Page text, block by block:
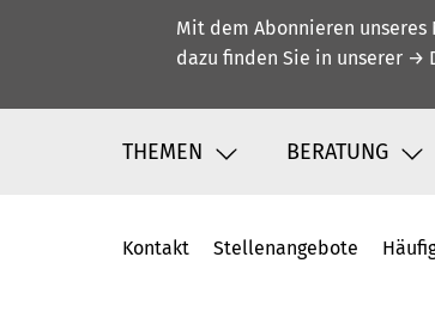
Mit dem Abonnieren unseres
dazu finden Sie in unserer →
THEMEN BERATUNG
Fußbereich
Kontakt Stellenangebote